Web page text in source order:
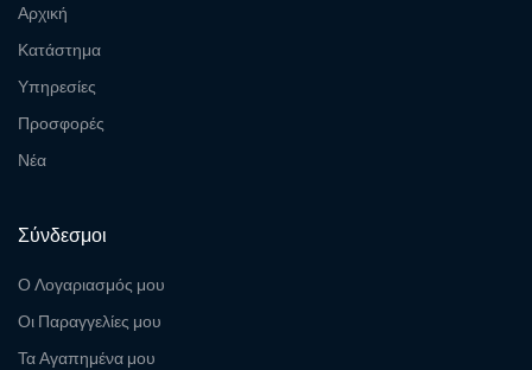
Αρχική
Κατάστημα
Υπηρεσίες
Προσφορές
Νέα
Σύνδεσμοι
Ο Λογαριασμός μου
Οι Παραγγελίες μου
Τα Αγαπημένα μου